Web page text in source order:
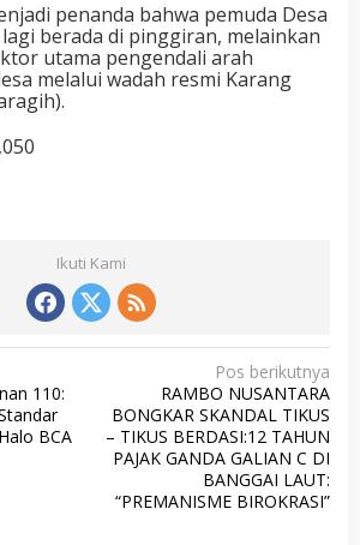
penanda bahwa pemuda Desa
berada di pinggiran, melainkan
utama pengendali arah
melalui wadah resmi Karang
Ikuti Kami
110:
BCA
Pos berikutnya
RAMBO NUSANTARA
BONGKAR SKANDAL TIKUS
– TIKUS BERDASI:12 TAHUN
PAJAK GANDA GALIAN C DI
BANGGAI LAUT:
“PREMANISME BIROKRASI”